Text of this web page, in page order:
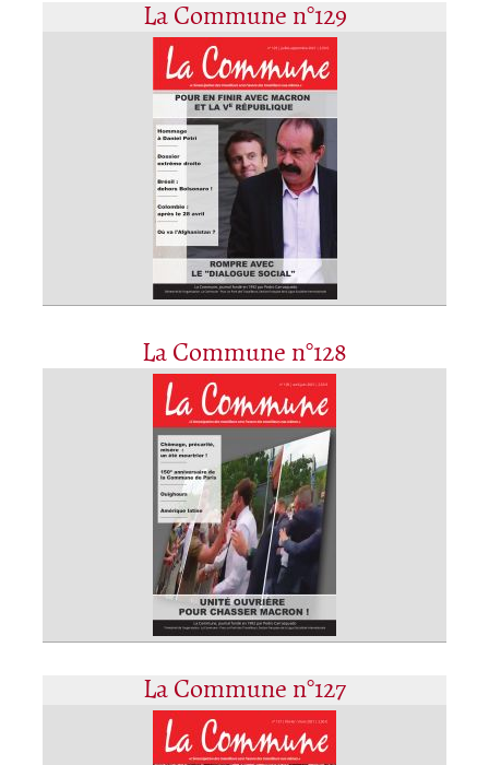
La Commune n°129
La Commune n°128
La Commune n°127